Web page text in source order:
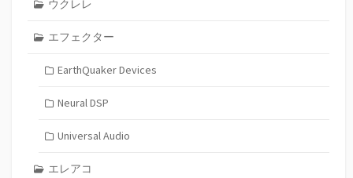
ウクレレ
エフェクター
EarthQuaker Devices
Neural DSP
Universal Audio
エレアコ